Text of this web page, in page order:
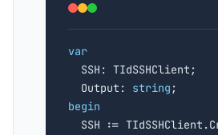
var
SSH: TIdSSHClient;
  Output:
string
begin
SSH :=